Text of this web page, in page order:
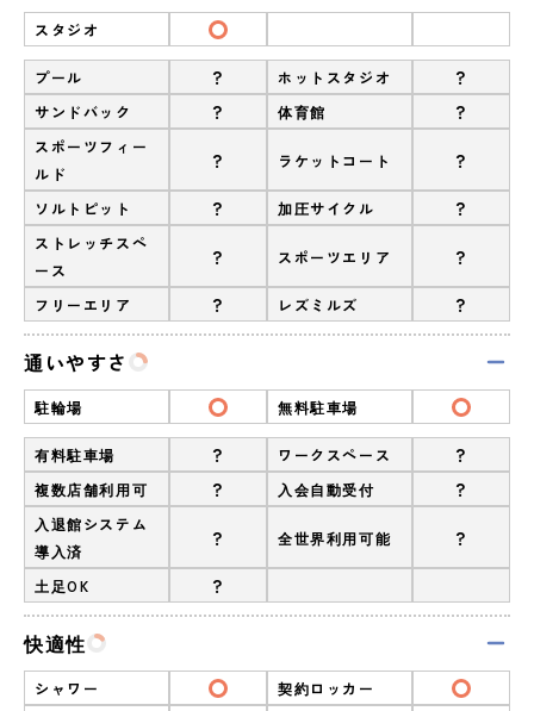
スタジオ
プール ? ホットスタジオ ?
サンドバック ? 体育館 ?
スポーツフィー
ルド
? ラケットコート ?
ソルトピット ? 加圧サイクル ?
ストレッチスペ
ース
? スポーツエリア ?
フリーエリア ? レズミルズ ?
通いやすさ
駐輪場 無料駐車場
有料駐車場 ? ワークスペース ?
複数店舗利用可 ? 入会自動受付 ?
入退館システム
導入済
? 全世界利用可能 ?
土足OK ?
快適性
シャワー
契約ロッカー